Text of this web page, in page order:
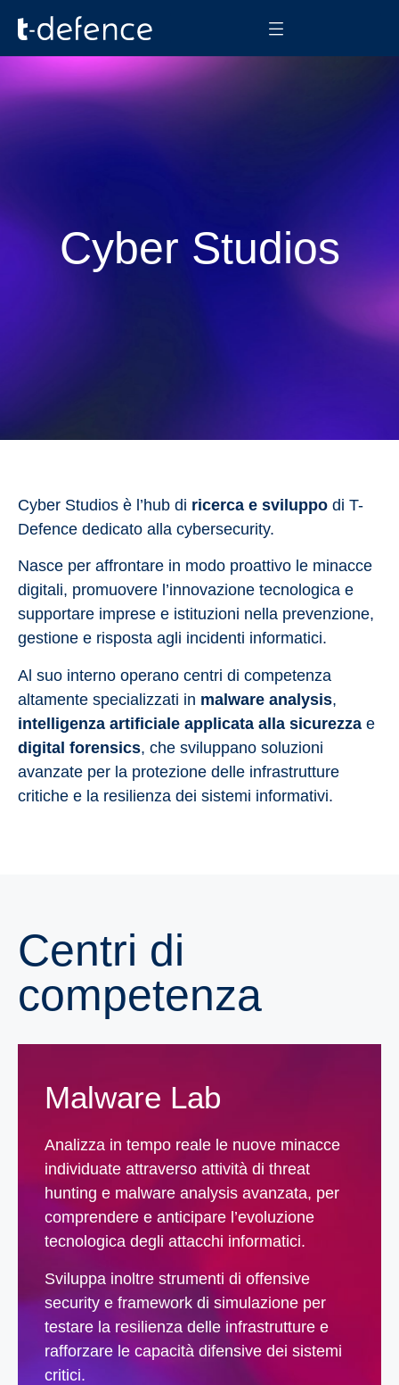
Cyber Studios
Cyber Studios è l’hub di ricerca e sviluppo di T-
Defence dedicato alla cybersecurity.
Nasce per affrontare in modo proattivo le minacce
digitali, promuovere l’innovazione tecnologica e
supportare imprese e istituzioni nella prevenzione,
gestione e risposta agli incidenti informatici.
Al suo interno operano centri di competenza
altamente specializzati in malware analysis,
intelligenza artificiale applicata alla sicurezza e
digital forensics, che sviluppano soluzioni
avanzate per la protezione delle infrastrutture
critiche e la resilienza dei sistemi informativi.
Centri di
competenza
Malware Lab
Analizza in tempo reale le nuove minacce
individuate attraverso attività di threat
hunting e malware analysis avanzata, per
comprendere e anticipare l’evoluzione
tecnologica degli attacchi informatici.
Sviluppa inoltre strumenti di offensive
security e framework di simulazione per
testare la resilienza delle infrastrutture e
rafforzare le capacità difensive dei sistemi
critici.